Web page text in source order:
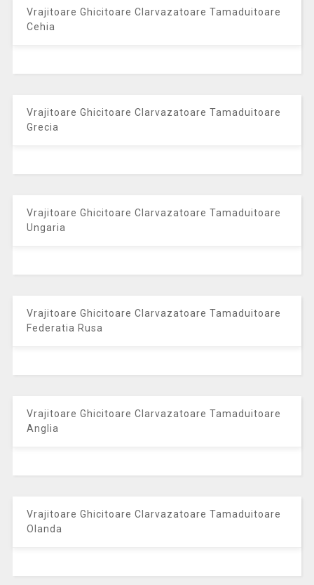
Vrajitoare Ghicitoare Clarvazatoare Tamaduitoare
Cehia
Vrajitoare Ghicitoare Clarvazatoare Tamaduitoare
Grecia
Vrajitoare Ghicitoare Clarvazatoare Tamaduitoare
Ungaria
Vrajitoare Ghicitoare Clarvazatoare Tamaduitoare
Federatia Rusa
Vrajitoare Ghicitoare Clarvazatoare Tamaduitoare
Anglia
Vrajitoare Ghicitoare Clarvazatoare Tamaduitoare
Olanda